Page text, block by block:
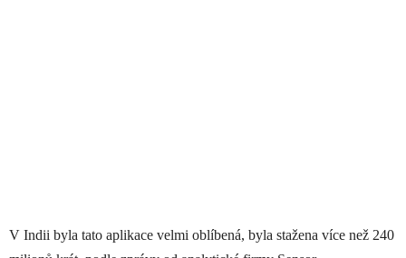
V Indii byla tato aplikace velmi oblíbená, byla stažena více než 240